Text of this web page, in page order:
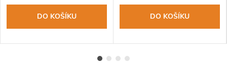
DO KOŠÍKU DO KOŠÍKU